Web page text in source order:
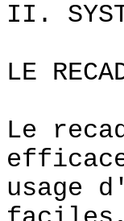
II.
LE
Le
usage